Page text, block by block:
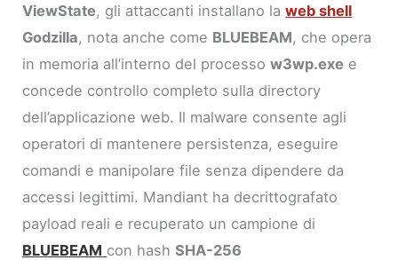
ViewState, gli attaccanti installano laweb shell
Godzilla, nota anche come BLUEBEAM, che opera
in memoria all’interno del processow3wp.exe e
concede controllo completo sulla directory
dell’applicazione web. Il malware consente agli
operatori di mantenere persistenza, eseguire
comandi e manipolare file senza dipendere da
accessi legittimi. Mandiant ha decrittografato
payload reali e recuperato un campione di
BLUEBEAM con hashSHA-256